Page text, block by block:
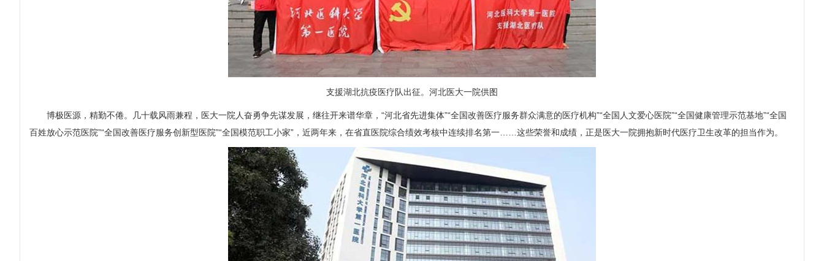
支援湖北抗疫医疗队出征。河北医大一院供图
博极医源，精勤不倦。几十载风雨兼程，医大一院人奋勇争先谋发展，继往开来谱华章，“河北省先进集体”“全国改善医疗服务群众满意的医疗机构”“全国人文爱心医院”“全国健康管理示范基地”“全国
百姓放心示范医院”“全国改善医疗服务创新型医院”“全国模范职工小家”，近两年来，在省直医院综合绩效考核中连续排名第一……这些荣誉和成绩，正是医大一院拥抱新时代医疗卫生改革的担当作为。